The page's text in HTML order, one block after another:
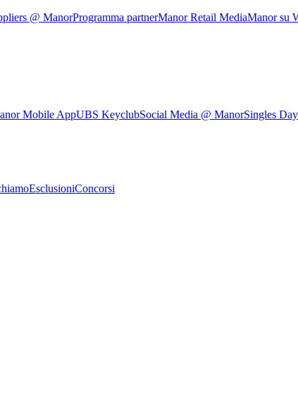
@ ManorProgramma partnerManor Retail MediaManor su
Mobile AppUBS KeyclubSocial Media @ ManorSingles Day
EsclusioniConcorsi